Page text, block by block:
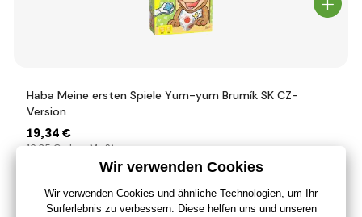
Haba Meine ersten Spiele Yum-yum Brumík SK CZ-
Version
19,34 €
16 ,25 € ohne MwSt
+ 19 Punkte
Auf Lager > 5 Stücke(Bei Ihnen 12.08.)